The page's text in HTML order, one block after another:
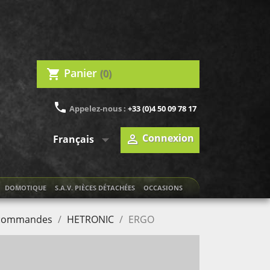
shopping_cart Panier (0)
phone Appelez-nous : +33 (0)4 50 09 78 17
Français   Connexion
DOMOTIQUE S.A.V. PIÈCES DÉTACHÉES OCCASIONS
HETRONIC ERGO